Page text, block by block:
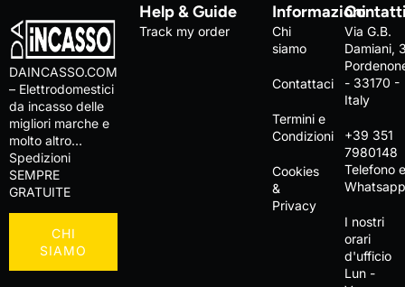
DAINCASSO.COM
– Elettrodomestici
da incasso delle
migliori marche e
molto altro…
Spedizioni
SEMPRE
GRATUITE
CHI
SIAMO
Help & Guide
Track my order
Informazioni
Chi
siamo
Contattaci
Termini e
Condizioni
Cookies
&
Privacy
Via G.B.
Damiani,
- 33170 -
Italy
+39 351
7980148
Telefono
I nostri
orari
d'ufficio
Lun -